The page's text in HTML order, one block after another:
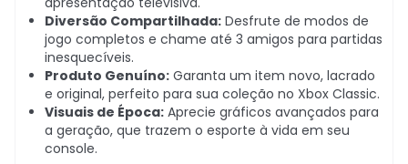
Diversão Compartilhada: Desfrute de modos de
jogo completos e chame até 3 amigos para partidas
inesquecíveis.
Produto Genuíno: Garanta um item novo, lacrado
e original, perfeito para sua coleção no Xbox Classic.
Visuais de Época: Aprecie gráficos avançados para
a geração, que trazem o esporte à vida em seu
console.